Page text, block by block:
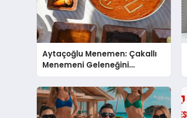
Aytaçoğlu Menemen: Çakallı
Menemeni Geleneğini
Yaşatan Aile İşletmesi